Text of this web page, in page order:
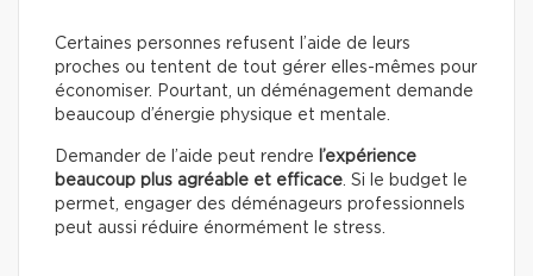
Certaines personnes refusent l’aide de leurs
proches ou tentent de tout gérer elles-mêmes pour
économiser. Pourtant, un déménagement demande
beaucoup d’énergie physique et mentale.
Demander de l’aide peut rendre l’expérience
beaucoup plus agréable et efficace. Si le budget le
permet, engager des déménageurs professionnels
peut aussi réduire énormément le stress.